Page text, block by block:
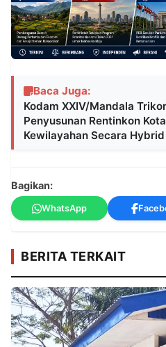
Baca Juga:
Kodam XXIV/Mandala
Penyusunan Rentinkon
Kewilayahan Secara Hybrid
Bagikan:
WhatsApp
BERITA TERKAIT